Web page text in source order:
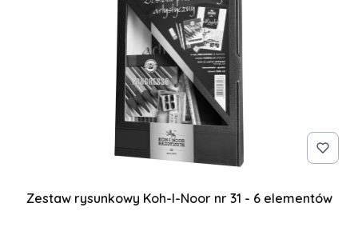
Zestaw rysunkowy Koh-I-Noor nr 31 - 6 elementów